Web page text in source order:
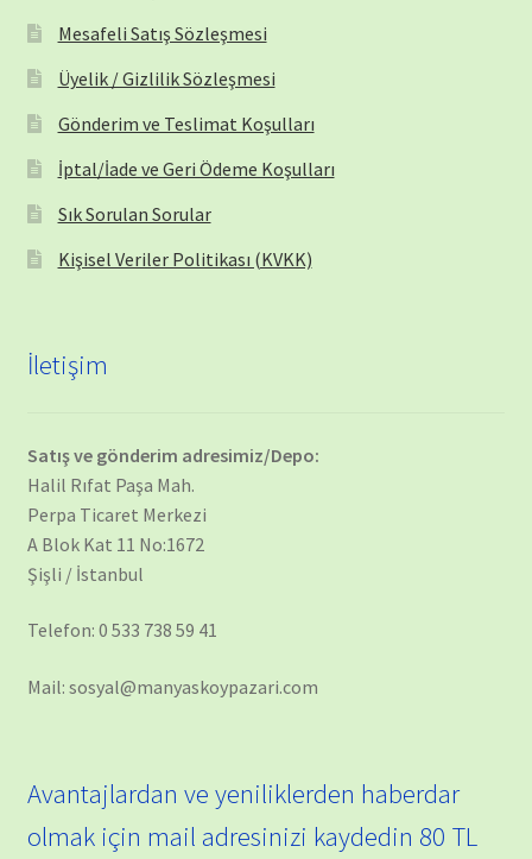
Mesafeli Satış Sözleşmesi
Üyelik / Gizlilik Sözleşmesi
Gönderim ve Teslimat Koşulları
İptal/İade ve Geri Ödeme Koşulları
Sık Sorulan Sorular
Kişisel Veriler Politikası (KVKK)
İletişim
Satış ve gönderim adresimiz/Depo:
Halil Rıfat Paşa Mah.
Perpa Ticaret Merkezi
A Blok Kat 11 No:1672
Şişli / İstanbul
Telefon: 0 533 738 59 41
Mail: sosyal@manyaskoypazari.com
Avantajlardan ve yeniliklerden haberdar
olmak için mail adresinizi kaydedin 80 TL